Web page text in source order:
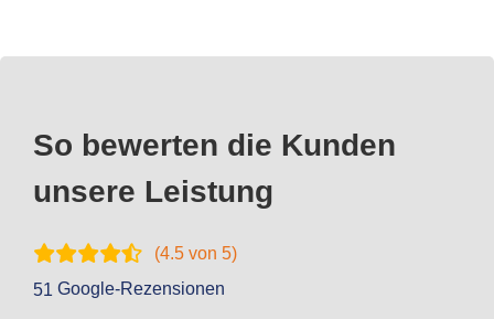
So bewerten die Kunden
unsere Leistung
(4.5 von 5)
51 Google-Rezensionen